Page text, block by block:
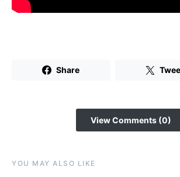
Share
View Comments (0)
YOU MAY ALSO LIKE